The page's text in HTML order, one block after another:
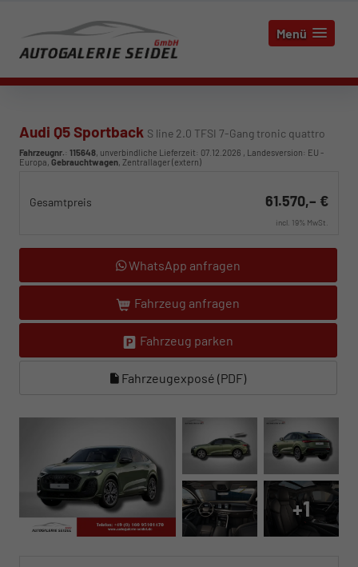
Menü
Audi Q5 Sportback S line 2.0 TFSI 7-Gang tronic quattro
Fahrzeugnr.: 115648, unverbindliche Lieferzeit: 07.12.2026 , Landesversion: EU -
Europa, Gebrauchtwagen, Zentrallager (extern)
Gesamtpreis 61.570,– €
incl. 19% MwSt.
WhatsApp anfragen
Fahrzeug anfragen
Fahrzeug parken
Fahrzeugexposé (PDF)
+1